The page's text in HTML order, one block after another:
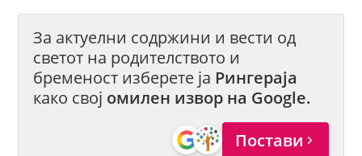
За актуелни содржини и вести од
светот на родителството и
бременост изберете ја Рингераја
како свој омилен извор на Google.
Постави